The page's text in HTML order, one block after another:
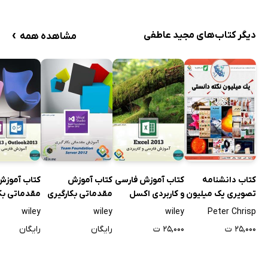
دیگر کتاب‌های مجید عاطفی مشاهده همه ›
کتاب دانشنامه
تصویری یک میلیون
نکته دانستنی
Peter Chrisp
۲۵,۰۰۰ ت
کتاب آموزش فارسی
و کاربردی اکسل
2013
wiley
۲۵,۰۰۰ ت
کتاب آموزش
مقدماتی بکارگیری
Team Foundation
wiley
رایگان
کتاب
مقدماتی
wiley
رایگان